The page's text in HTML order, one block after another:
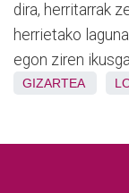
dira, herritarrak
herrietako
egon ziren
GIZARTEA